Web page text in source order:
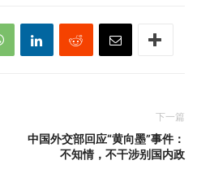
下一篇
中国外交部回应“黄向墨”事件：
不知情，不干涉别国内政